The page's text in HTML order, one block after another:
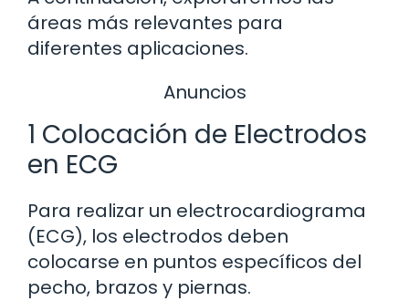
áreas más relevantes para
diferentes aplicaciones.
Anuncios
1 Colocación de Electrodos
en ECG
Para realizar un electrocardiograma
(ECG), los electrodos deben
colocarse en puntos específicos del
pecho, brazos y piernas.